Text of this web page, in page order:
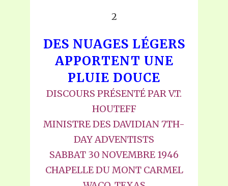
2
DES NUAGES LÉGERS
APPORTENT UNE
PLUIE DOUCE
DISCOURS PRÉSENTÉ PAR V.T.
HOUTEFF
MINISTRE DES DAVIDIAN 7TH-
DAY ADVENTISTS
SABBAT 30 NOVEMBRE 1946
CHAPELLE DU MONT CARMEL